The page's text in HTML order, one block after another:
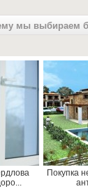
мы выбираем
Покупка